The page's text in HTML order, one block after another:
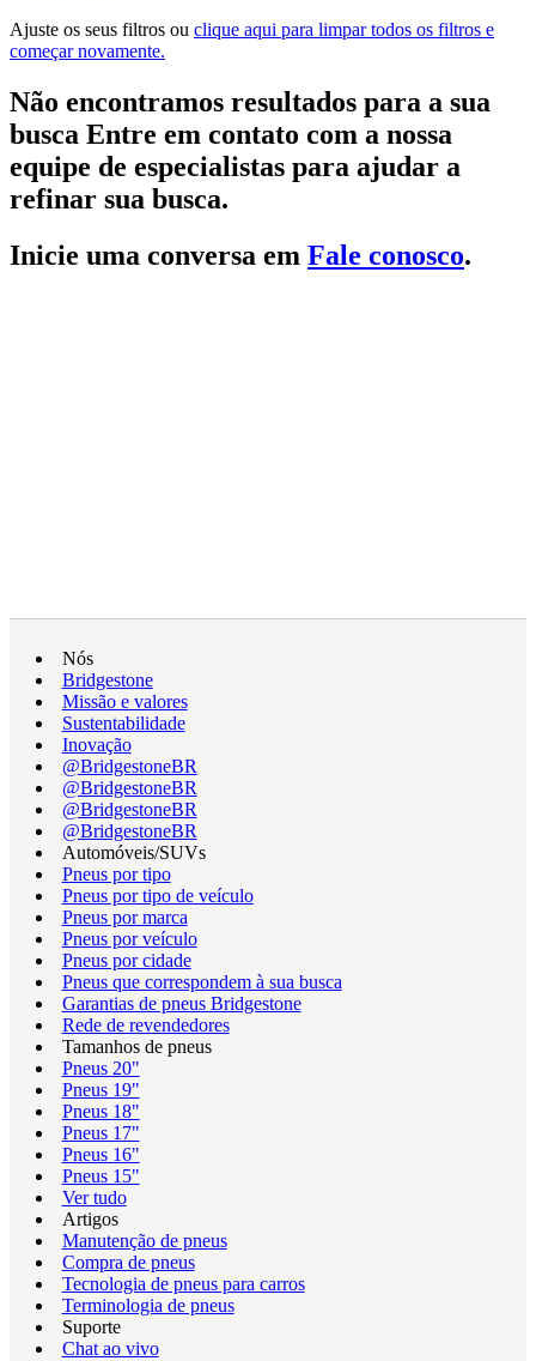
Ajuste os seus filtros ou clique aqui para limpar todos os filtros e
começar novamente.
Não encontramos resultados para a sua
busca Entre em contato com a nossa
equipe de especialistas para ajudar a
refinar sua busca.
Inicie uma conversa em Fale conosco.
Nós
Bridgestone
Missão e valores
Sustentabilidade
Inovação
@BridgestoneBR
@BridgestoneBR
@BridgestoneBR
@BridgestoneBR
Automóveis/SUVs
Pneus por tipo
Pneus por tipo de veículo
Pneus por marca
Pneus por veículo
Pneus por cidade
Pneus que correspondem à sua busca
Garantias de pneus Bridgestone
Rede de revendedores
Tamanhos de pneus
Pneus 20"
Pneus 19"
Pneus 18"
Pneus 17"
Pneus 16"
Pneus 15"
Ver tudo
Artigos
Manutenção de pneus
Compra de pneus
Tecnologia de pneus para carros
Terminologia de pneus
Suporte
Chat ao vivo